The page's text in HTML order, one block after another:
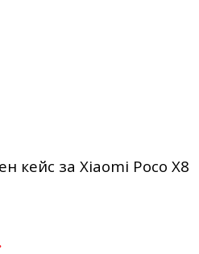
кейс за Xiaomi Poco X8